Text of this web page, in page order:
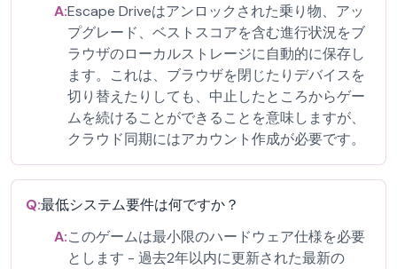
A:Escape Driveはアンロックされた乗り物、アッ
プグレード、ベストスコアを含む進行状況をブ
ラウザのローカルストレージに自動的に保存し
ます。これは、ブラウザを閉じたりデバイスを
切り替えたりしても、中止したところからゲー
ムを続けることができることを意味しますが、
クラウド同期にはアカウント作成が必要です。
Q:最低システム要件は何ですか？
A:このゲームは最小限のハードウェア仕様を必要
とします - 過去2年以内に更新された最新の